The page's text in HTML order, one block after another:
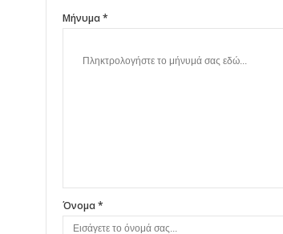
Μήνυμα *
Όνομα *